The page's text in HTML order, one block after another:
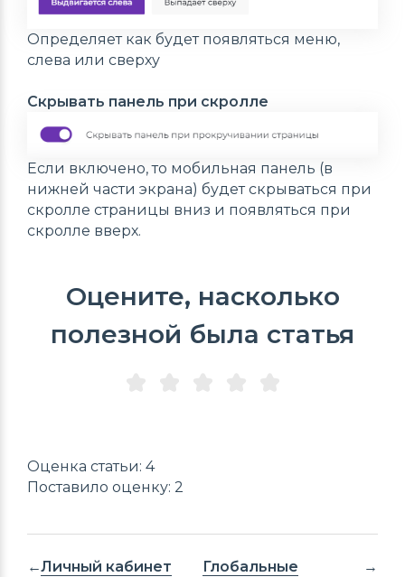
Определяет как будет появляться меню,
слева или сверху
Скрывать панель при скролле
Если включено, то мобильная панель (в
нижней части экрана) будет скрываться при
скролле страницы вниз и появляться при
скролле вверх.
Оцените, насколько
полезной была статья
Оценка статьи: 4
Поставило оценку: 2
Личный кабинет
Глобальные